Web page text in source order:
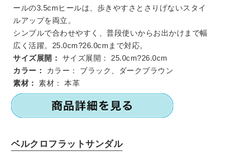
ールの3.5cmヒールは、歩きやすさとさりげないスタイ
ルアップを両立。
シンプルで合わせやすく、普段使いからお出かけまで幅
広く活躍。25.0cm?26.0cmまで対応。
サイズ展開：
サイズ展開：
25.0cm?26.0cm
カラー：
カラー：
ブラック、ダークブラウン
素材：
素材： 本革
ベルクロフラットサンダル